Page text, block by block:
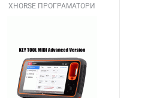
XHORSE ПРОГРАМАТОРИ